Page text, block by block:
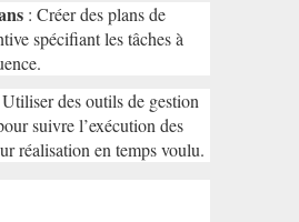
: Créer des plans de
spécifiant les tâches à
des outils de gestion
suivre l’exécution des
réalisation en temps voulu.